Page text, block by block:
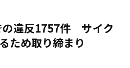
の違反1757件 サイク
ため取り締まり